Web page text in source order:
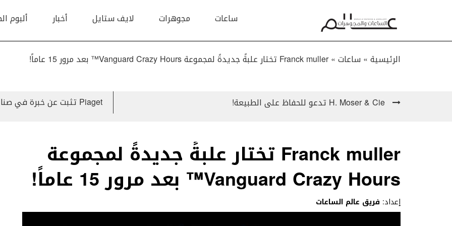
ساعات مجوهرات لايف ستايل أخبار ألبوم
الرئيسية » ساعات»Franck muller تختار علبةً جديدةً لمجموعة Vanguard Crazy Hours™ بعد مرور 15 عاماً!
H. Moser & Cie تدعو للحفاظ على الطبيعة! Piaget تثبت عن خبرة في صناعة الحركات فائقة الرقة من خلال مجموعة Altiplano
Franck muller تختار علبةً جديدةً لمجموعة
Vanguard Crazy Hours™ بعد مرور 15 عاماً!
إعداد: فريق عالم الساعات